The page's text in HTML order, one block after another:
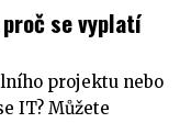
se vyplatí
projektu nebo
IT? Můžete